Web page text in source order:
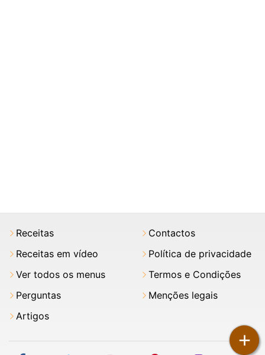
+
Receitas
Receitas em vídeo
Ver todos os menus
Perguntas
Artigos
Contactos
Política de privacidade
Termos e Condições
Menções legais